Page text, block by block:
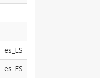
es_ES
es_ES